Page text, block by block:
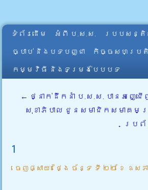
ទំព័រដើម អំពី​ ប.ស.ស. របបសន្
ច្បាប់ និងបទបញ្ជា កិច្ចសហប្រតិ
កម្មវិធី និងទម្រង់បែបបទ
← ថ្នាក់ដឹកនាំ ប.ស.ស. បាន
សុខាភិបាល ជូនសមាជិកសមាគ
ប្រព័
1
ចេញផ្សាយ៖ ថ្ងៃ ច័ន្ទ ទី ២២ ខែ ឧសភ